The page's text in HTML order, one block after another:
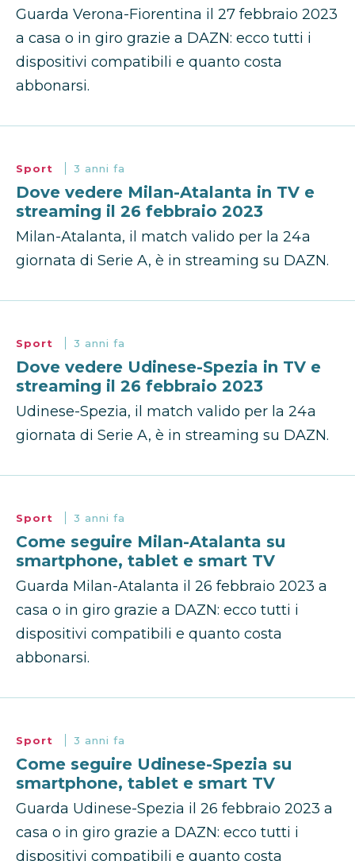
Guarda Verona-Fiorentina il 27 febbraio 2023
a casa o in giro grazie a DAZN: ecco tutti i
dispositivi compatibili e quanto costa
abbonarsi.
Sport 3 anni fa
Dove vedere Milan-Atalanta in TV e
streaming il 26 febbraio 2023
Milan-Atalanta, il match valido per la 24a
giornata di Serie A, è in streaming su DAZN.
Sport 3 anni fa
Dove vedere Udinese-Spezia in TV e
streaming il 26 febbraio 2023
Udinese-Spezia, il match valido per la 24a
giornata di Serie A, è in streaming su DAZN.
Sport 3 anni fa
Come seguire Milan-Atalanta su
smartphone, tablet e smart TV
Guarda Milan-Atalanta il 26 febbraio 2023 a
casa o in giro grazie a DAZN: ecco tutti i
dispositivi compatibili e quanto costa
abbonarsi.
Sport 3 anni fa
Come seguire Udinese-Spezia su
smartphone, tablet e smart TV
Guarda Udinese-Spezia il 26 febbraio 2023 a
casa o in giro grazie a DAZN: ecco tutti i
dispositivi compatibili e quanto costa